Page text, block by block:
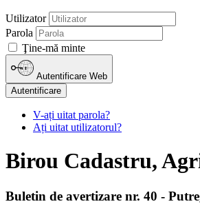
Utilizator
Parola
Ţine-mă minte
Autentificare Web
Autentificare
V-ați uitat parola?
Ați uitat utilizatorul?
Birou Cadastru,
Buletin de avertizare nr. 40 -